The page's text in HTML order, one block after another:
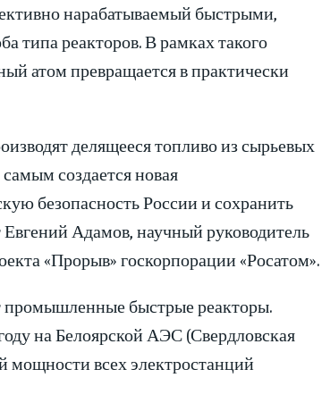
нарабатываемый быстрыми,
типа реакторов. В рамках такого
атом превращается в практически
делящееся топливо из сырьевых
создается новая
безопасность России и сохранить
Евгений Адамов, научный руководитель
«Прорыв» госкорпорации «Росатом».
промышленные быстрые реакторы.
на Белоярской АЭС (Свердловская
мощности всех электростанций